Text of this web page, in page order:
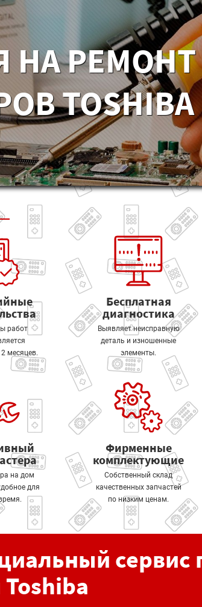
НА РЕМОНТ
работ
месяцев.
Бесплатная
диагностика
Выявляет неисправную
деталь и изношенные
элементы.
на дом
для
Фирменные
комплектующие
Собственный склад
качественных запчастей
по низким ценам.
сервис